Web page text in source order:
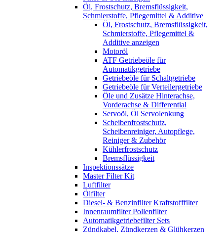
Öl, Frostschutz, Bremsflüssigkeit,
Schmierstoffe, Pflegemittel & Additive
Öl, Frostschutz, Bremsflüssigkeit,
Schmierstoffe, Pflegemittel &
Additive anzeigen
Motoröl
ATF Getriebeöle für
Automatikgetriebe
Getriebeöle für Schaltgetriebe
Getriebeöle für Verteilergetriebe
Öle und Zusätze Hinterachse,
Vorderachse & Differential
Servoöl, Öl Servolenkung
Scheibenfrostschutz,
Scheibenreiniger, Autopflege,
Reiniger & Zubehör
Kühlerfrostschutz
Bremsflüssigkeit
Inspektionssätze
Master Filter Kit
Luftfilter
Ölfilter
Diesel- & Benzinfilter Kraftstofffilter
Innenraumfilter Pollenfilter
Automatikgetriebefilter Sets
Zündkabel, Zündkerzen & Glühkerzen